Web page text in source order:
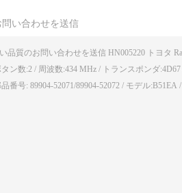
い合わせを送信